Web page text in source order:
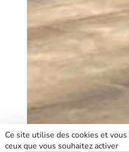
Ce site utilise des cookies et
ceux que vous souhaitez activer